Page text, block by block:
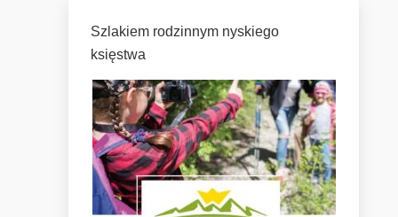
Szlakiem rodzinnym nyskiego
księstwa